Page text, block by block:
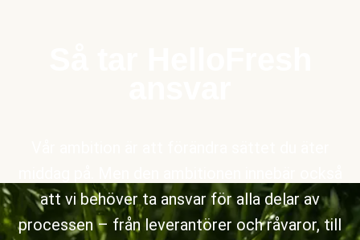
att vi behöver ta ansvar för alla delar av
processen – från leverantörer och råvaror, till